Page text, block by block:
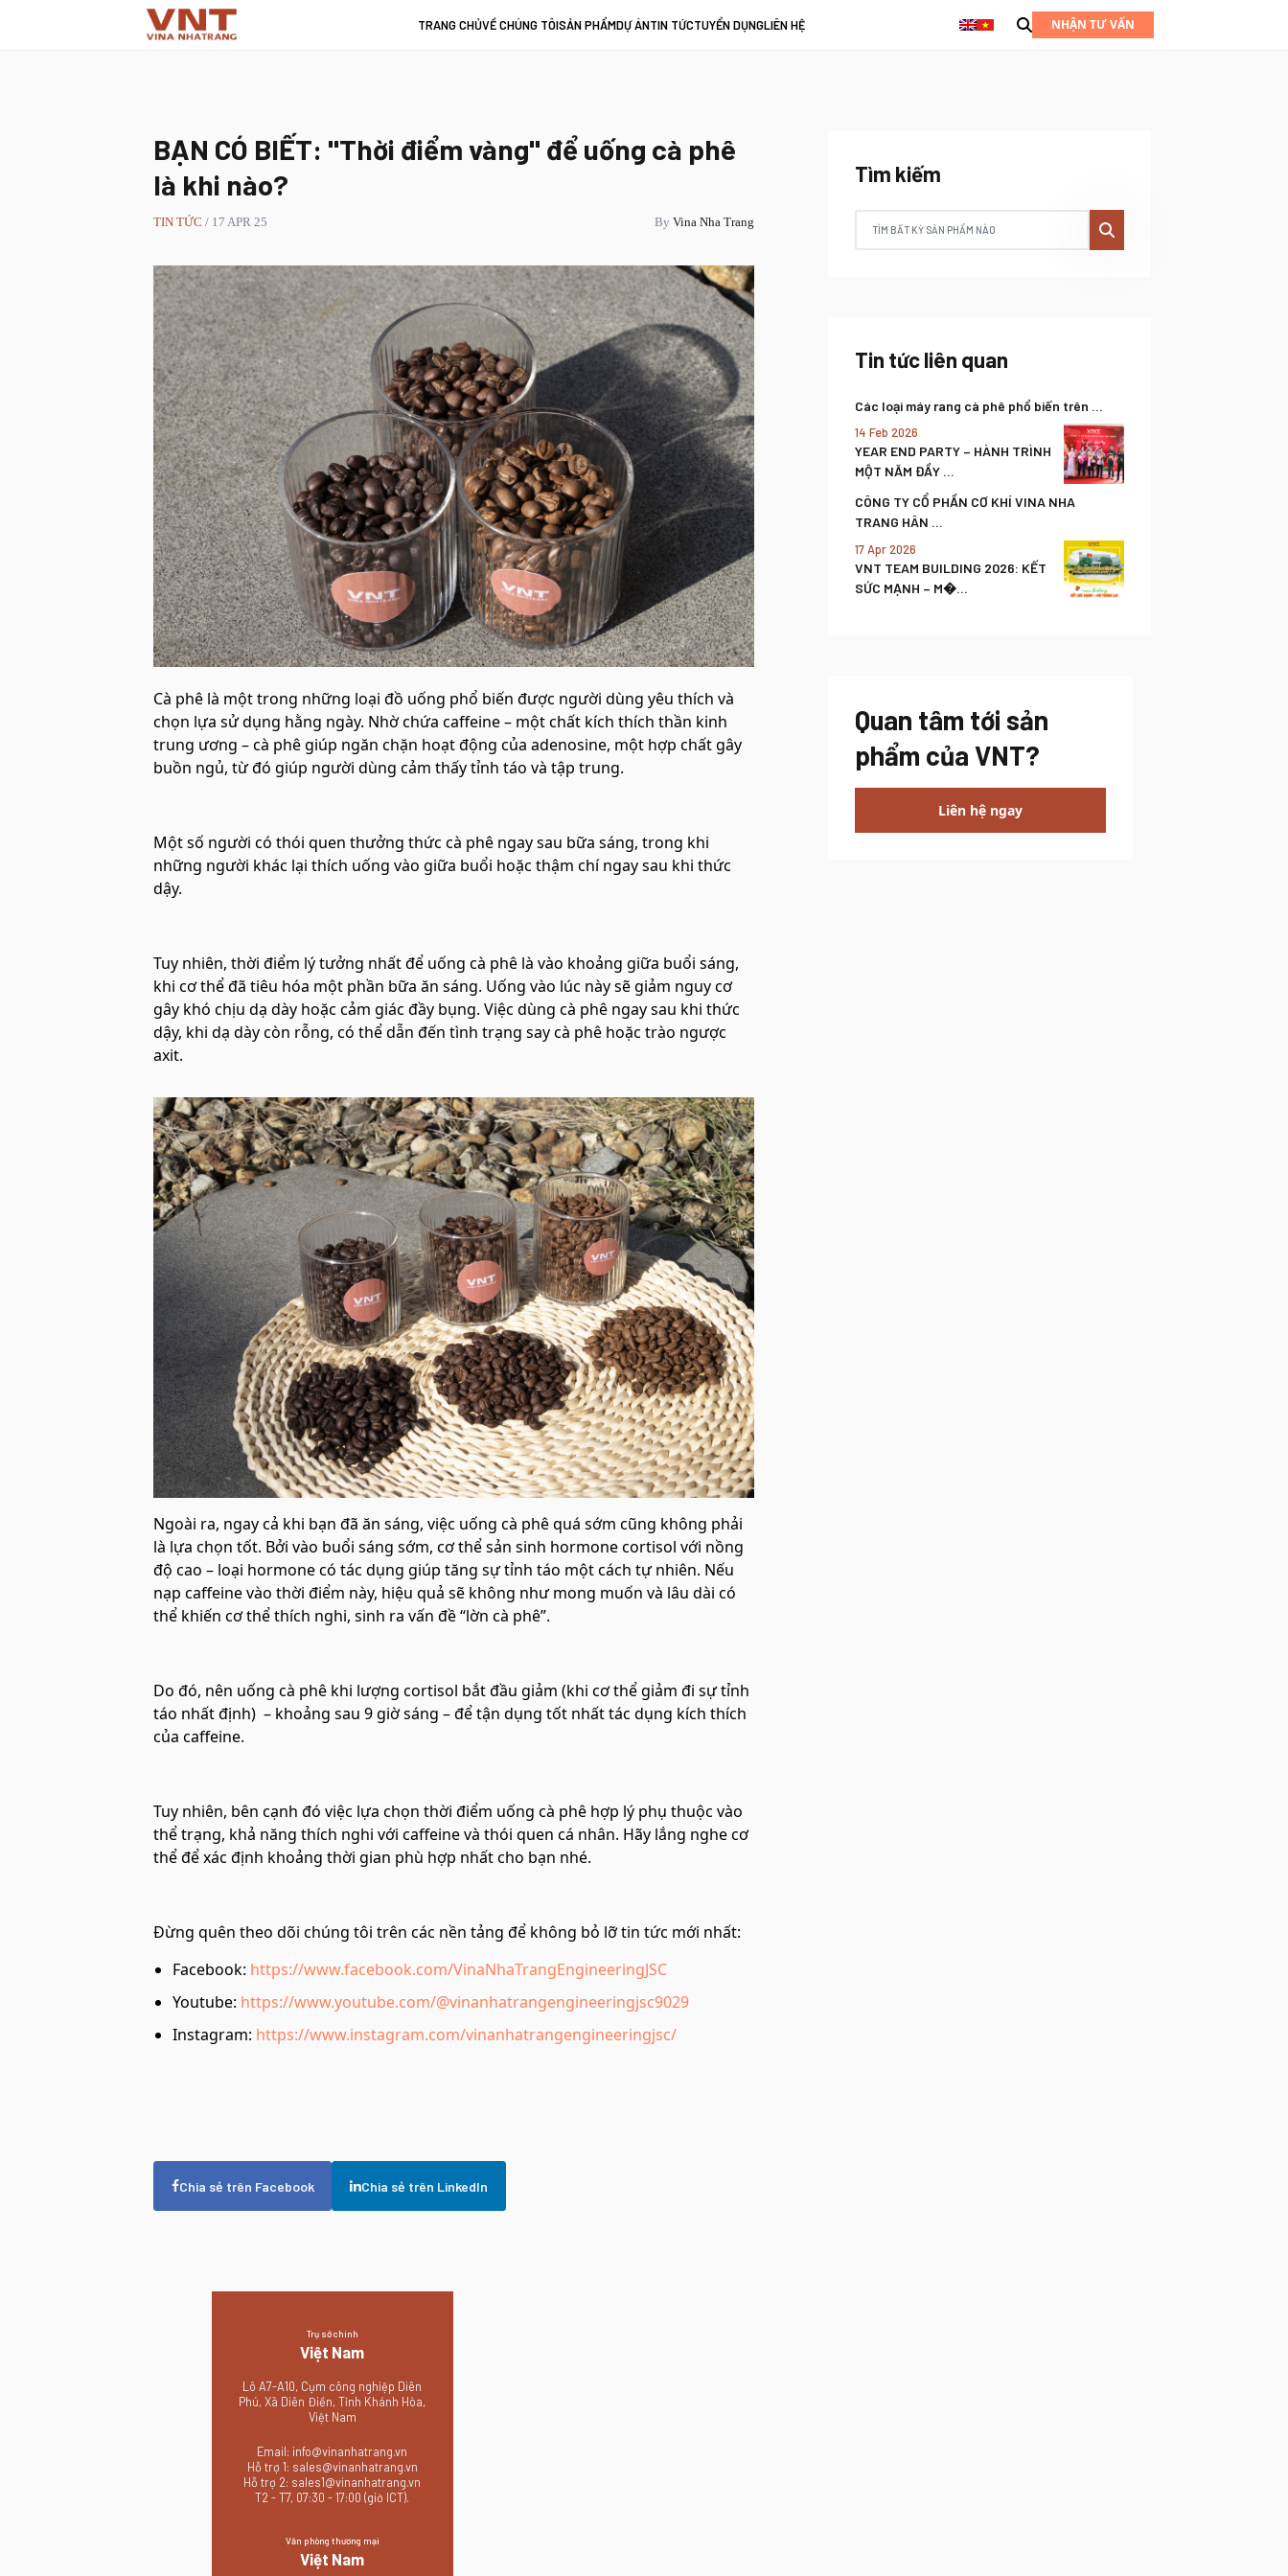
TRANG CHỦVỀ CHÚNG TÔISẢN PHẨMDỰ ÁNTIN TỨCTUYỂN DỤNGLIÊN HỆ NHẬN TƯ VẤN
BẠN CÓ BIẾT: "Thời điểm vàng" để uống cà phê
là khi nào?
TIN TỨC / 17 APR 25 ByVina Nha Trang
Cà phê là một trong những loại đồ uống phổ biến được người dùng yêu thích và
chọn lựa sử dụng hằng ngày. Nhờ chứa caffeine – một chất kích thích thần kinh
trung ương – cà phê giúp ngăn chặn hoạt động của adenosine, một hợp chất gây
buồn ngủ, từ đó giúp người dùng cảm thấy tỉnh táo và tập trung.
Một số người có thói quen thưởng thức cà phê ngay sau bữa sáng, trong khi
những người khác lại thích uống vào giữa buổi hoặc thậm chí ngay sau khi thức
dậy.
Tuy nhiên, thời điểm lý tưởng nhất để uống cà phê là vào khoảng giữa buổi sáng,
khi cơ thể đã tiêu hóa một phần bữa ăn sáng. Uống vào lúc này sẽ giảm nguy cơ
gây khó chịu dạ dày hoặc cảm giác đầy bụng. Việc dùng cà phê ngay sau khi thức
dậy, khi dạ dày còn rỗng, có thể dẫn đến tình trạng say cà phê hoặc trào ngược
axit.
Ngoài ra, ngay cả khi bạn đã ăn sáng, việc uống cà phê quá sớm cũng không phải
là lựa chọn tốt. Bởi vào buổi sáng sớm, cơ thể sản sinh hormone cortisol với nồng
độ cao – loại hormone có tác dụng giúp tăng sự tỉnh táo một cách tự nhiên. Nếu
nạp caffeine vào thời điểm này, hiệu quả sẽ không như mong muốn và lâu dài có
thể khiến cơ thể thích nghi, sinh ra vấn đề “lờn cà phê”.
Do đó, nên uống cà phê khi lượng cortisol bắt đầu giảm (khi cơ thể giảm đi sự tỉnh
táo nhất định) – khoảng sau 9 giờ sáng – để tận dụng tốt nhất tác dụng kích thích
của caffeine.
Tuy nhiên, bên cạnh đó việc lựa chọn thời điểm uống cà phê hợp lý phụ thuộc vào
thể trạng, khả năng thích nghi với caffeine và thói quen cá nhân. Hãy lắng nghe cơ
thể để xác định khoảng thời gian phù hợp nhất cho bạn nhé.
Đừng quên theo dõi chúng tôi trên các nền tảng để không bỏ lỡ tin tức mới nhất:
Facebook: https://www.facebook.com/VinaNhaTrangEngineeringJSC
Youtube: https://www.youtube.com/@vinanhatrangengineeringjsc9029
Instagram: https://www.instagram.com/vinanhatrangengineeringjsc/
Chia sẻ trên Facebook Chia sẻ trên LinkedIn
Tìm kiếm
Tin tức liên quan
Các loại máy rang cà phê phổ biến trên ...
14 Feb 2026
YEAR END PARTY – HÀNH TRÌNH
MỘT NĂM ĐẦY ...
CÔNG TY CỔ PHẦN CƠ KHÍ VINA NHA
TRANG HÂN ...
17 Apr 2026
VNT TEAM BUILDING 2026: KẾT
SỨC MẠNH – M�...
Quan tâm tới sản
phẩm của VNT?
Liên hệ ngay
Trụ sở chính
Việt Nam
Lô A7-A10, Cụm công nghiệp Diên
Phú, Xã Diên Điền, Tỉnh Khánh Hòa,
Việt Nam
Email: info@vinanhatrang.vn
Hỗ trợ 1: sales@vinanhatrang.vn
Hỗ trợ 2: sales1@vinanhatrang.vn
T2 - T7, 07:30 - 17:00 (giờ ICT).
Văn phòng thương mại
Việt Nam